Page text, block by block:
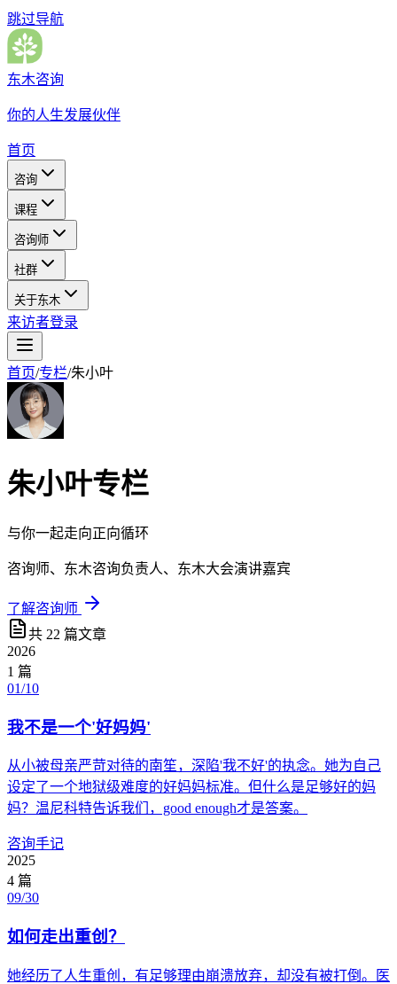
跳过导航
东木咨询
你的人生发展伙伴
首页
咨询
课程
咨询师
社群
关于东木
来访者登录
首页/专栏/朱小叶
朱小叶专栏
与你一起走向正向循环
咨询师、东木咨询负责人、东木大会演讲嘉宾
了解咨询师
共 22 篇文章
2026
1 篇
01/10
我不是一个'好妈妈'
从小被母亲严苛对待的南笙，深陷'我不好'的执念。她为自己
设定了一个地狱级难度的好妈妈标准。但什么是足够好的妈
妈？温尼科特告诉我们，good enough才是答案。
咨询手记
2025
4 篇
09/30
如何走出重创？
她经历了人生重创，有足够理由崩溃放弃，却没有被打倒。医